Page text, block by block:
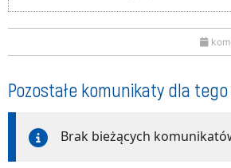
Pozostałe komunikaty dla
Brak bieżących